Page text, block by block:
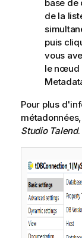
base de
de la
puis
vous
le nœud
Pour plus
Studio Talend.